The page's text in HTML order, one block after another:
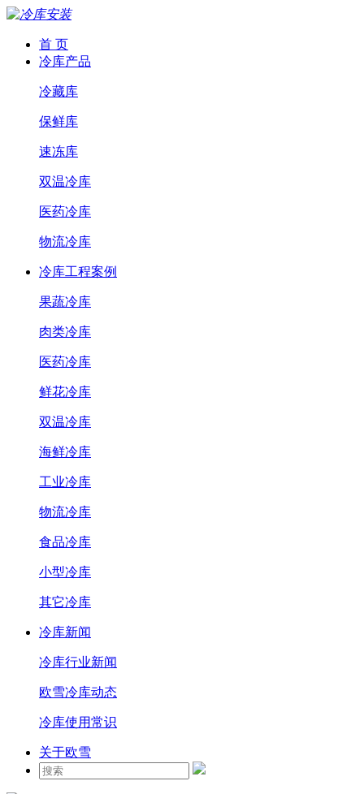
首 页
冷库产品
冷藏库
保鲜库
速冻库
双温冷库
医药冷库
物流冷库
冷库工程案例
果蔬冷库
肉类冷库
医药冷库
鲜花冷库
双温冷库
海鲜冷库
工业冷库
物流冷库
食品冷库
小型冷库
其它冷库
冷库新闻
冷库行业新闻
欧雪冷库动态
冷库使用常识
关于欧雪